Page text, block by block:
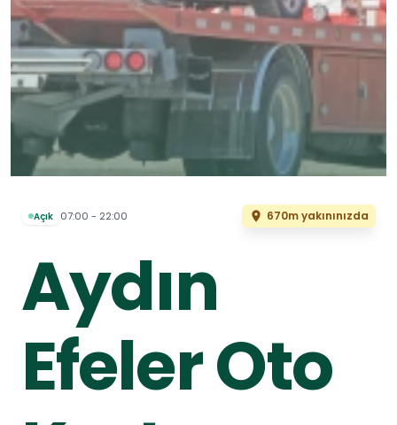
Açık 07:00 - 22:00 670m yakınınızda
Aydın
Efeler Oto